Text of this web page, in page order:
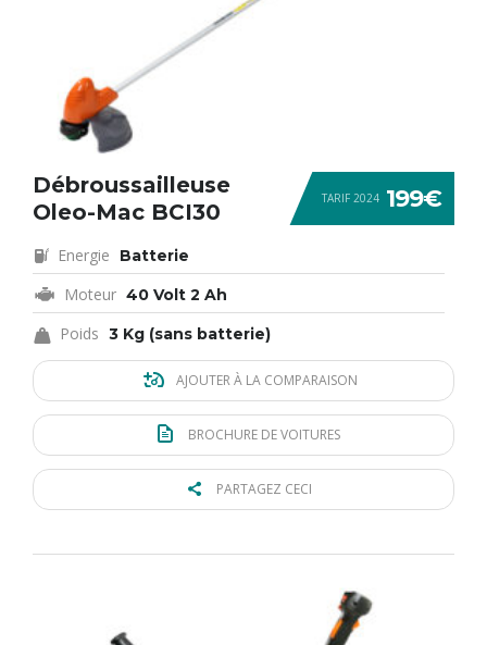
TARIF 2024 199€
Débroussailleuse
Oleo-Mac BCI30
Energie Batterie
Moteur 40 Volt 2 Ah
Poids 3 Kg (sans batterie)
AJOUTER À LA COMPARAISON
BROCHURE DE VOITURES
PARTAGEZ CECI